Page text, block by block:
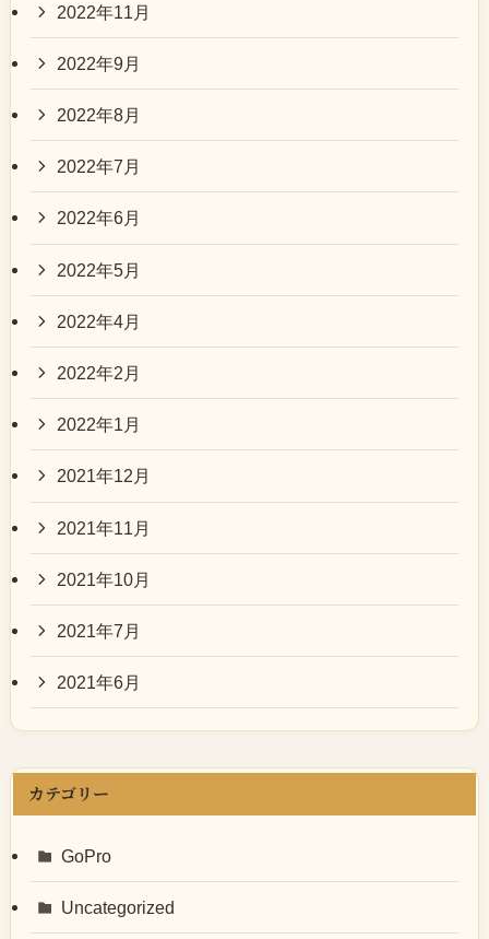
2022年11月
2022年9月
2022年8月
2022年7月
2022年6月
2022年5月
2022年4月
2022年2月
2022年1月
2021年12月
2021年11月
2021年10月
2021年7月
2021年6月
カテゴリー
GoPro
Uncategorized